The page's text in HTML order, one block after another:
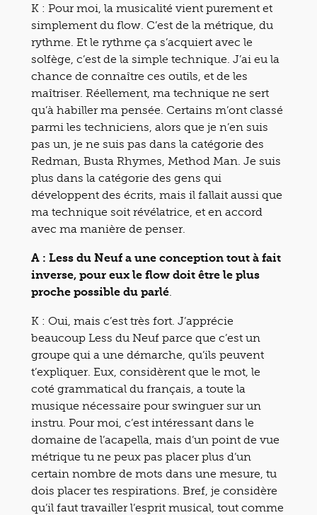
K : Pour moi, la musicalité vient purement et
simplement du flow. C’est de la métrique, du
rythme. Et le rythme ça s’acquiert avec le
solfège, c’est de la simple technique. J’ai eu la
chance de connaître ces outils, et de les
maîtriser. Réellement, ma technique ne sert
qu’à habiller ma pensée. Certains m’ont classé
parmi les techniciens, alors que je n’en suis
pas un, je ne suis pas dans la catégorie des
Redman, Busta Rhymes, Method Man. Je suis
plus dans la catégorie des gens qui
développent des écrits, mais il fallait aussi que
ma technique soit révélatrice, et en accord
avec ma manière de penser.
A : Less du Neuf a une conception tout à fait
inverse, pour eux le flow doit être le plus
proche possible du parlé
K : Oui, mais c’est très fort. J’apprécie
beaucoup Less du Neuf parce que c’est un
groupe qui a une démarche, qu’ils peuvent
t’expliquer. Eux, considèrent que le mot, le
coté grammatical du français, a toute la
musique nécessaire pour swinguer sur un
instru. Pour moi, c’est intéressant dans le
domaine de l’acapella, mais d’un point de vue
métrique tu ne peux pas placer plus d’un
certain nombre de mots dans une mesure, tu
dois placer tes respirations. Bref, je considère
qu’il faut travailler l’esprit musical, tout comme